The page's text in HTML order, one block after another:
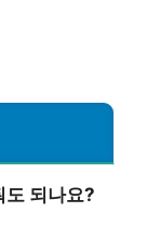
도 되나요?